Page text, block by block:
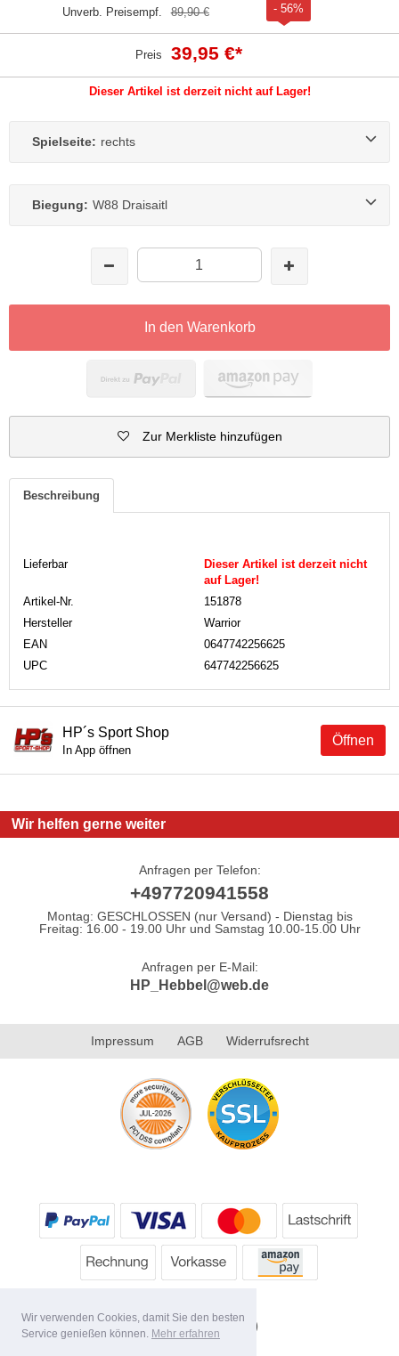
Wir verwenden Cookies, damit Sie den besten
Service genießen können. Mehr erfahren
Unverb. Preisempf. 89,90 € - 56%
Preis 39,95 €*
Dieser Artikel ist derzeit nicht auf Lager!
Spielseite: rechts
Biegung: W88 Draisaitl
In den Warenkorb
Zur Merkliste hinzufügen
Beschreibung
Lieferbar
Dieser Artikel ist derzeit nicht
auf Lager!
Artikel-Nr.
151878
Hersteller
Warrior
EAN
0647742256625
UPC
647742256625
Öffnen
HP´s Sport Shop
In App öffnen
Wir helfen gerne weiter
Anfragen per Telefon:
+497720941558
Montag: GESCHLOSSEN (nur Versand) - Dienstag bis
Freitag: 16.00 - 19.00 Uhr und Samstag 10.00-15.00 Uhr
Anfragen per E-Mail:
HP_Hebbel@web.de
Impressum AGB Widerrufsrecht